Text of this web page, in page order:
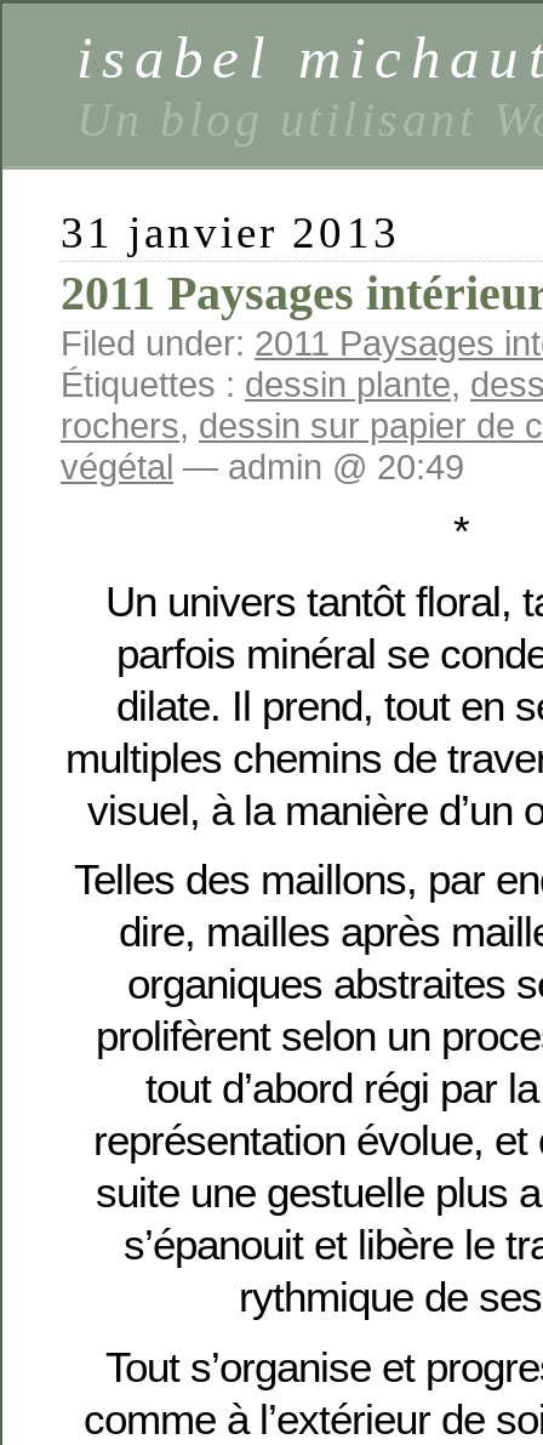
isabel
Un blog utilisant
31 janvier 2013
2011 Paysages
Filed under: 2011 Paysages
Étiquettes : dessin plante,
rochers, dessin sur papier de
végétal — admin @ 20:49
*
Un univers tantôt floral,
parfois minéral se
dilate. Il prend, tout en
multiples chemins de
visuel, à la manière d’un
Telles des maillons, par
dire, mailles après
organiques abstraites
prolifèrent selon un
tout d’abord régi par
représentation évolue,
suite une gestuelle plus
s’épanouit et libère le
rythmique de
Tout s’organise et
comme à l’extérieur de